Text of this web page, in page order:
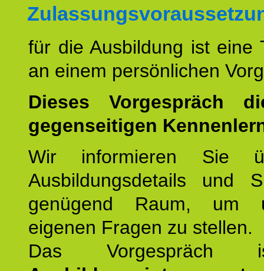
für die Ausbildung ist eine
an einem persönlichen
Dieses Vorgespräch
gegenseitigen
Wir informieren Sie
Ausbildungsdetails und
genügend Raum, um
eigenen Fragen zu stellen.
Das